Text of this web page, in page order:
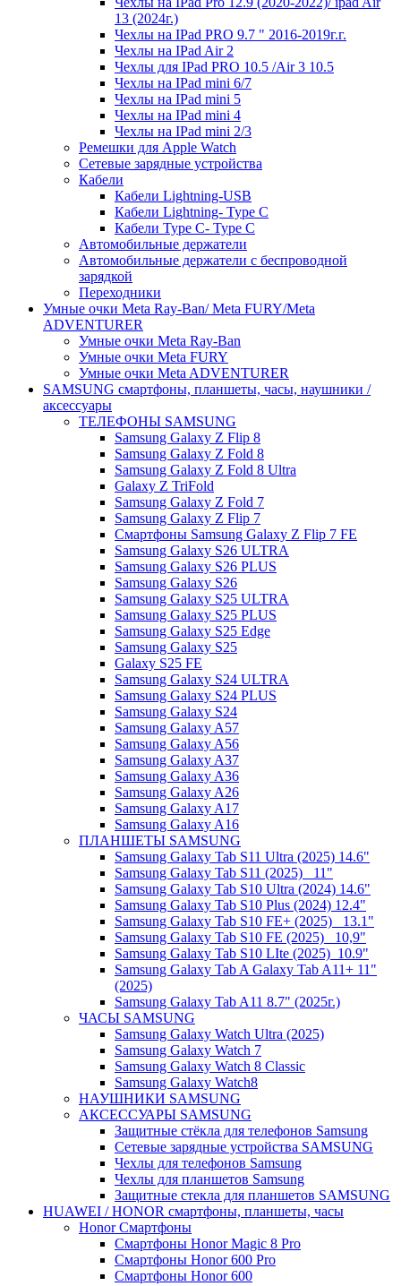
13 (2024г.)
Чехлы на IPad PRO 9.7 " 2016-2019г.г.
Чехлы на IPad Air 2
Чехлы для IPad PRO 10.5 /Air 3 10.5
Чехлы на IPad mini 6/7
Чехлы на IPad mini 5
Чехлы на IPad mini 4
Чехлы на IPad mini 2/3
Ремешки для Apple Watch
Сетевые зарядные устройства
Кабели
Кабели Lightning-USB
Кабели Lightning- Type C
Кабели Type C- Type C
Автомобильные держатели
Автомобильные держатели с беспроводной
зарядкой
Переходники
Умные очки Meta Ray-Ban/ Meta FURY/Meta
ADVENTURER
Умные очки Meta Ray-Ban
Умные очки Meta FURY
Умные очки Meta ADVENTURER
SAMSUNG cмартфоны, планшеты, часы, наушники /
аксессуары
ТЕЛЕФОНЫ SAMSUNG
Samsung Galaxy Z Flip 8
Samsung Galaxy Z Fold 8
Samsung Galaxy Z Fold 8 Ultra
Galaxy Z TriFold
Samsung Galaxy Z Fold 7
Samsung Galaxy Z Flip 7
Смартфоны Samsung Galaxy Z Flip 7 FE
Samsung Galaxy S26 ULTRA
Samsung Galaxy S26 PLUS
Samsung Galaxy S26
Samsung Galaxy S25 ULTRA
Samsung Galaxy S25 PLUS
Samsung Galaxy S25 Edge
Samsung Galaxy S25
Galaxy S25 FE
Samsung Galaxy S24 ULTRA
Samsung Galaxy S24 PLUS
Samsung Galaxy S24
Samsung Galaxy A57
Samsung Galaxy A56
Samsung Galaxy A37
Samsung Galaxy A36
Samsung Galaxy A26
Samsung Galaxy A17
Samsung Galaxy A16
ПЛАНШЕТЫ SAMSUNG
Samsung Galaxy Tab S11 Ultra (2025) 14.6"
Samsung Galaxy Tab S11 (2025) _11"
Samsung Galaxy Tab S10 Ultra (2024) 14.6"
Samsung Galaxy Tab S10 Plus (2024) 12.4"
Samsung Galaxy Tab S10 FE+ (2025)_ 13.1"
Samsung Galaxy Tab S10 FE (2025)_ 10,9"
Samsung Galaxy Tab S10 LIte (2025)_10.9"
Samsung Galaxy Tab A Galaxy Tab A11+ 11"
(2025)
Samsung Galaxy Tab A11 8.7" (2025г.)
ЧАСЫ SAMSUNG
Samsung Galaxy Watch Ultra (2025)
Samsung Galaxy Watch 7
Samsung Galaxy Watch 8 Classic
Samsung Galaxy Watch8
НАУШНИКИ SAMSUNG
АКСЕССУАРЫ SAMSUNG
Защитные стёкла для телефонов Samsung
Сетевые зарядные устройства SAMSUNG
Чехлы для телефонов Samsung
Чехлы для планшетов Samsung
Защитные стекла для планшетов SAMSUNG
HUAWEI / HONOR cмартфоны, планшеты, часы
Honor Смартфоны
Смартфоны Honor Magic 8 Pro
Смартфоны Honor 600 Pro
Смартфоны Honor 600